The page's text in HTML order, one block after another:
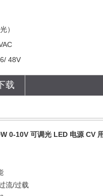
）
48V
载
0-10V 可调光 LED 电源 CV
流/过载